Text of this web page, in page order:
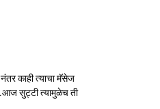
काही त्याचा मॅसेज
सुट्टी त्यामुळेच ती